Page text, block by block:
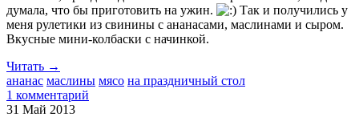
думала, что бы приготовить на ужин.
Так и получились у
меня рулетики из свинины с ананасами, маслинами и сыром.
Вкусные мини-колбаски с начинкой.
Читать →
ананас маслины мясо на праздничный стол
1 комментарий
31 Май 2013